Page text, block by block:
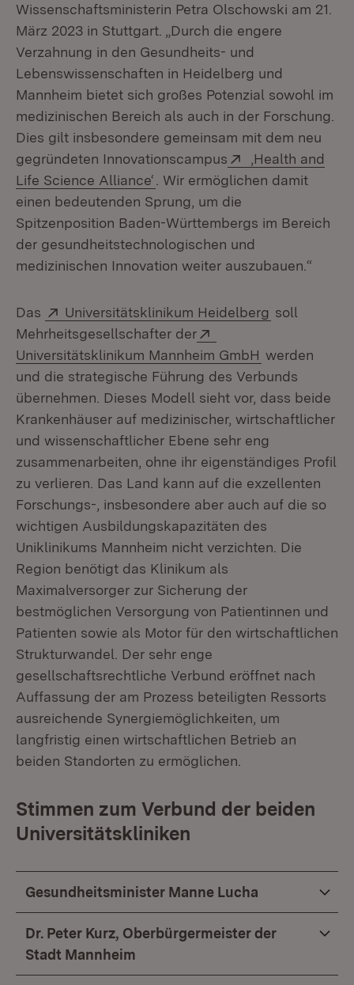
Wissenschaftsministerin Petra Olschowski am 21.
März 2023 in Stuttgart. „Durch die engere
Verzahnung in den Gesundheits- und
Lebenswissenschaften in Heidelberg und
Mannheim bietet sich großes Potenzial sowohl im
medizinischen Bereich als auch in der Forschung.
Dies gilt insbesondere gemeinsam mit dem neu
gegründeten Innovationscampus
Extern:
‚Health and
Life Science Alliance‘ (Öffnet in neuem Fenster)
. Wir ermöglichen damit
einen bedeutenden Sprung, um die
Spitzenposition Baden-Württembergs im Bereich
der gesundheitstechnologischen und
medizinischen Innovation weiter auszubauen.“
Das Extern:
Universitätsklinikum Heidelberg (Öffnet in
soll
Mehrheitsgesellschafter der
Universitätsklinikum Mannheim GmbH (Öffnet in
werden
und die strategische Führung des Verbunds
übernehmen. Dieses Modell sieht vor, dass beide
Krankenhäuser auf medizinischer, wirtschaftlicher
und wissenschaftlicher Ebene sehr eng
zusammenarbeiten, ohne ihr eigenständiges Profil
zu verlieren. Das Land kann auf die exzellenten
Forschungs-, insbesondere aber auch auf die so
wichtigen Ausbildungskapazitäten des
Uniklinikums Mannheim nicht verzichten. Die
Region benötigt das Klinikum als
Maximalversorger zur Sicherung der
bestmöglichen Versorgung von Patientinnen und
Patienten sowie als Motor für den wirtschaftlichen
Strukturwandel. Der sehr enge
gesellschaftsrechtliche Verbund eröffnet nach
Auffassung der am Prozess beteiligten Ressorts
ausreichende Synergiemöglichkeiten, um
langfristig einen wirtschaftlichen Betrieb an
beiden Standorten zu ermöglichen.
Stimmen zum Verbund der beiden
Universitätskliniken
Gesundheitsminister Manne Lucha
Dr. Peter Kurz, Oberbürgermeister der
Stadt Mannheim